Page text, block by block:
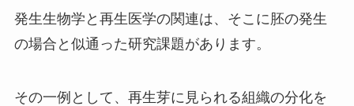
発生生物学と再生医学の関連は、そこに胚の発生
の場合と似通った研究課題があります。
その一例として、再生芽に見られる組織の分化を